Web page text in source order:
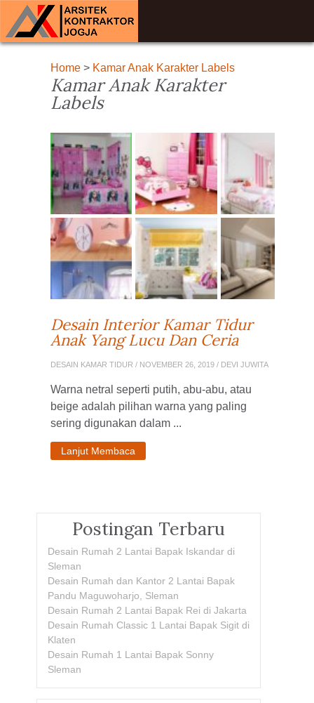
Home> Kamar Anak Karakter Labels
Kamar Anak Karakter
Labels
Desain Interior Kamar Tidur
Anak Yang Lucu Dan Ceria
DESAIN KAMAR TIDUR / NOVEMBER 26, 2019 / DEVI JUWITA
Warna netral seperti putih, abu-abu, atau
beige adalah pilihan warna yang paling
sering digunakan dalam ...
Lanjut Membaca
Postingan Terbaru
Desain Rumah 2 Lantai Bapak Iskandar di
Sleman
Desain Rumah dan Kantor 2 Lantai Bapak
Pandu Maguwoharjo, Sleman
Desain Rumah 2 Lantai Bapak Rei di Jakarta
Desain Rumah Classic 1 Lantai Bapak Sigit di
Klaten
Desain Rumah 1 Lantai Bapak Sonny
Sleman